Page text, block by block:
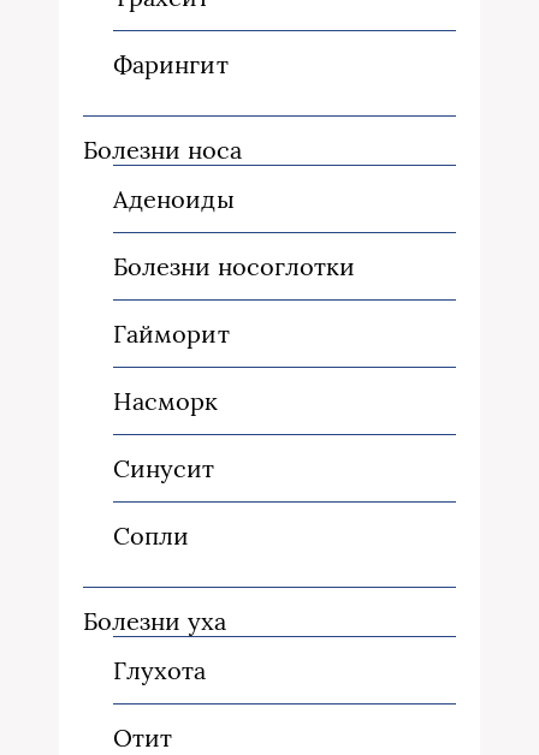
Фарингит
Болезни носа
Аденоиды
Болезни носоглотки
Гайморит
Насморк
Синусит
Сопли
Болезни уха
Глухота
Отит